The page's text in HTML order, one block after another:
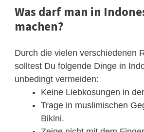
Was darf man in
machen?
Durch die vielen verschiedenen
solltest Du folgende Dinge in
unbedingt vermeiden:
Keine Liebkosungen in
Trage in muslimischen
Bikini.